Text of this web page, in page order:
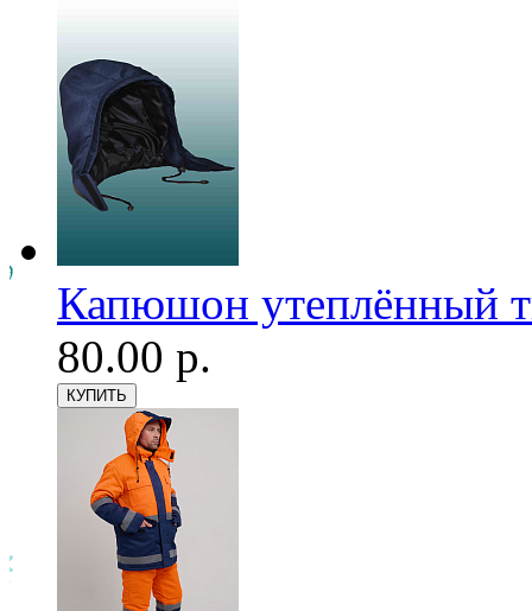
Капюшон утеплённый
80.00 р.